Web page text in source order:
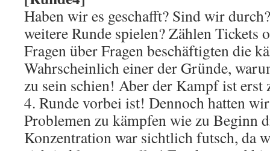
Haben wir es geschafft? Sind wir
weitere Runde spielen? Zählen Tickets
Fragen über Fragen beschäftigten die
Wahrscheinlich einer der Gründe,
zu sein schien! Aber der Kampf ist erst
4. Runde vorbei ist! Dennoch hatten
Problemen zu kämpfen wie zu Beginn
Konzentration war sichtlich futsch, da